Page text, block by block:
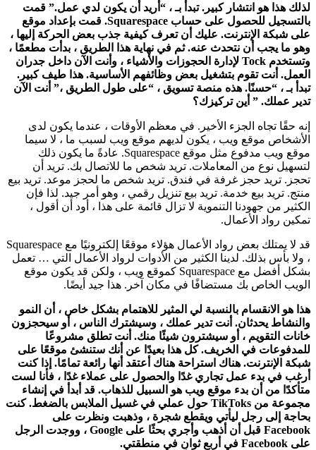
لذلك هذا هو انتشار كبير. تبدأ بـ ، “أريد أن يكون لدي عمل.” قمت
بالتسجيل للحصول على حساب Squarespace. قمت بإعداد موقع
على شبكة الإنترنت. عليك أن تعرف كيفية جذب بعض الحركة إليها ،
وهو ما يجب أن نتحدث عنه. ثم في نهاية هذا الطريق ، بدأت مطعمًا ،
وتستخدم Tock لإدارة الحجوزات والأشياء ، وأنت الآن داخل جدران
العمل. أنت تقوم بتشغيل بعض وظائفهم الأساسية. هذا طيف كبير.
تبدأ بـ ، “حسنًا. هذه منصة تسويق ، “على طول الطريق ،” أنت الآن
تدير عملك. ” أين تركيزك؟
إنه حقًا تجاه الجزء الأخير. في معظم الأوقات ، عندما يكون لدى
الأشخاص موقع ويب ، يكون لديهم موقع ويب لسبب ما ، لا سيما
موقع ويب مدفوع مثل موقع Squarespace. عادةً ما يكون ذلك
لتسهيل نوع من المعاملات. تريد شخص ما للاتصال بك. تريد أن
تحجز. تريد حجز غرفة في فندق. تريد شخص ما لحجز موعد. تريد بيع
منتج. تريد بيع خدمة. تريد بيع تنزيل رقمي ، وهو أمر جيد. لذا فإن
الكثير من جهودنا التنموية لا تزال قائمة على هذا ، أود أن أقول ،
تمكين رواد الأعمال.
قد لا يمتلك بعض رواد الأعمال هؤلاء موقعًا إلكترونيًا مع Squarespace
، ولا بأس بذلك. لدينا الكثير من الأدوات لرواد الأعمال التي … تعمل
بشكل أفضل مع Squarespace كموقع ويب ، ولكن قد يكون موقع
الويب الخاص بك مستضافًا في مكان آخر. هذا جيد أيضًا.
هذا هو الانقسام بالنسبة لي المثير للاهتمام بشكل خاص ، أن النمو
والنشاط يحدثان. أنت تدير عملك ، وسيشترك الناس ، أو سيحجزون
خانات التقويم ، أو سيشترون شيئًا منك. أنت تطلق مشروعًا
للمدفوعات في الخريف. كل هذا بعيدًا عن أنك ستنشئ موقعًا على
شبكة الإنترنت. هناك استراحة هناك أعتقد أنها رائعة تمامًا. إذا كنت
أرغب في بدء عمل تجاري غدًا والحصول على عملاء غدًا ، فأنا لست
متأكدًا من أن بدء موقع ويب هو السبيل للذهاب. قد أبدأ في إنشاء
مجموعة من TikToks حول عملي في غسيل الملابس بالضغط. كنت
بحاجة إلى رجل ليأتي ويقطع شجرة ، وذهبت ونظرت على
Facebook قبل أن أذهب وأجري بحثًا على Google ، ووجدت الرجل
على Facebook في أربع ثوانٍ في منطقتي.